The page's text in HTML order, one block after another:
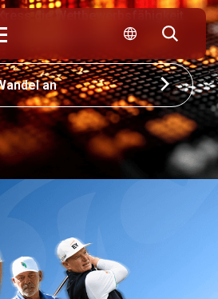
neu gestalten kann
an